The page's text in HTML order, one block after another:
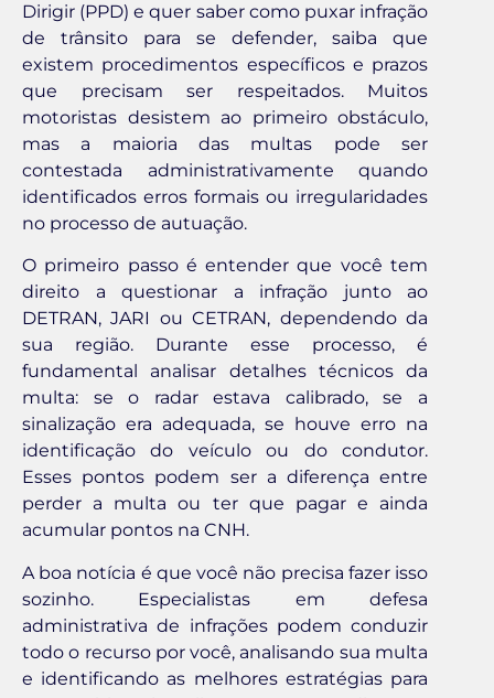
Dirigir (PPD) e quer saber como puxar infração
de trânsito para se defender, saiba que
existem procedimentos específicos e prazos
que precisam ser respeitados. Muitos
motoristas desistem ao primeiro obstáculo,
mas a maioria das multas pode ser
contestada administrativamente quando
identificados erros formais ou irregularidades
no processo de autuação.
O primeiro passo é entender que você tem
direito a questionar a infração junto ao
DETRAN, JARI ou CETRAN, dependendo da
sua região. Durante esse processo, é
fundamental analisar detalhes técnicos da
multa: se o radar estava calibrado, se a
sinalização era adequada, se houve erro na
identificação do veículo ou do condutor.
Esses pontos podem ser a diferença entre
perder a multa ou ter que pagar e ainda
acumular pontos na CNH.
A boa notícia é que você não precisa fazer isso
sozinho. Especialistas em defesa
administrativa de infrações podem conduzir
todo o recurso por você, analisando sua multa
e identificando as melhores estratégias para